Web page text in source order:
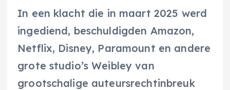
In een klacht die in maart 2025 werd
ingediend, beschuldigden Amazon,
Netflix, Disney, Paramount en andere
grote studio’s Weibley van
grootschalige auteursrechtinbreuk